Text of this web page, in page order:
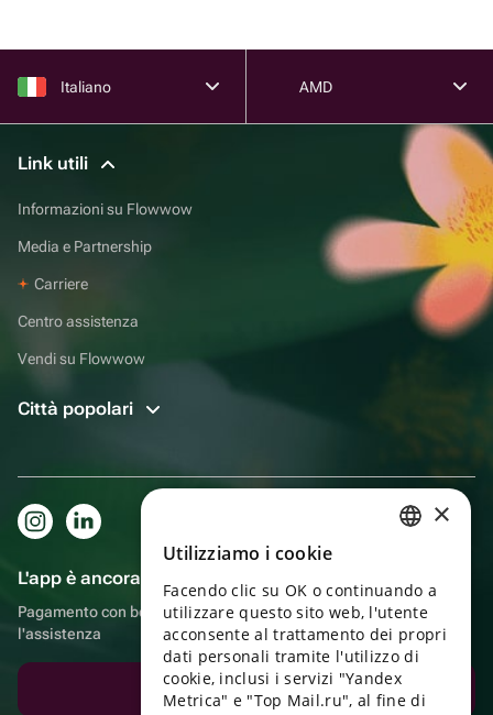
Italiano AMD
Link utili
Informazioni su Flowwow
Media e Partnership
Carriere
Centro assistenza
Vendi su Flowwow
Città popolari
L'app è ancora più comoda!
Pagamento con bonus, autoconsegna, comoda chat con
l'assistenza
Scarica l'app
ENGLISH
UKRAINIAN
PORTUGUESE
SPANISH
×
Utilizziamo i cookie
Facendo clic su OK o continuando a
utilizzare questo sito web, l'utente
acconsente al trattamento dei propri
dati personali tramite l'utilizzo di
cookie, inclusi i servizi "Yandex
Metrica" e "Top Mail.ru", al fine di